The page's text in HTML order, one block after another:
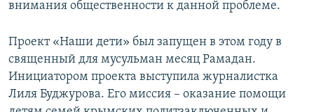
внимания общественности к данной проблеме.
Проект «Наши дети» был запущен в этом году в
священный для мусульман месяц Рамадан.
Инициатором проекта выступила журналистка
Лиля Буджурова. Его миссия – оказание помощи